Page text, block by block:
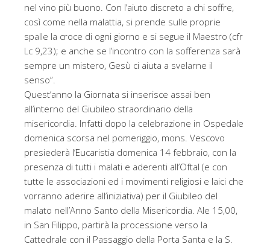
nel vino più buono. Con l’aiuto discreto a chi soffre,
così come nella malattia, si prende sulle proprie
spalle la croce di ogni giorno e si segue il Maestro (cfr
Lc 9,23); e anche se l’incontro con la sofferenza sarà
sempre un mistero, Gesù ci aiuta a svelarne il
senso”.
Quest’anno la Giornata si inserisce assai ben
all’interno del Giubileo straordinario della
misericordia. Infatti dopo la celebrazione in Ospedale
domenica scorsa nel pomeriggio, mons. Vescovo
presiederà l’Eucaristia domenica 14 febbraio, con la
presenza di tutti i malati e aderenti all’Oftal (e con
tutte le associazioni ed i movimenti religiosi e laici che
vorranno aderire all’iniziativa) per il Giubileo del
malato nell’Anno Santo della Misericordia. Ale 15,00,
in San Filippo, partirà la processione verso la
Cattedrale con il Passaggio della Porta Santa e la S.